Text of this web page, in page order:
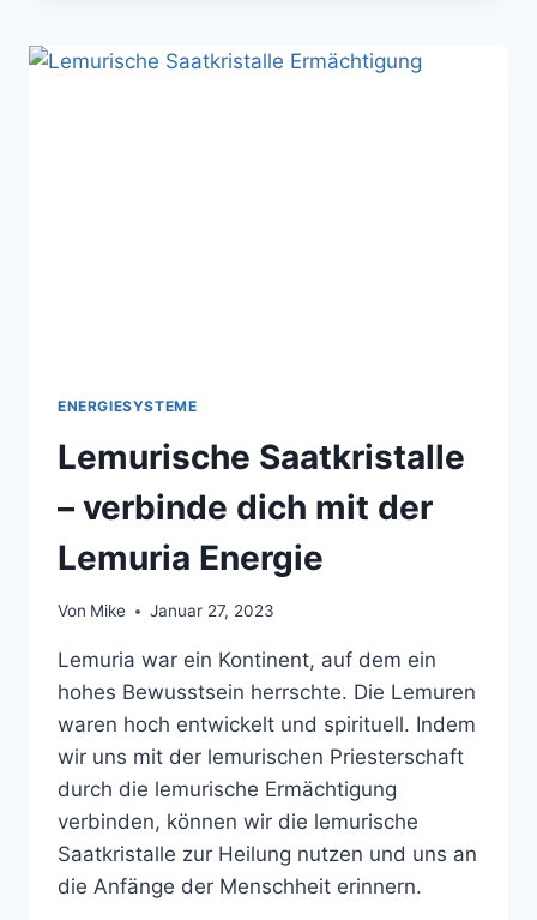
HEILUNGSSYSTEM
ENERGIESYSTEME
Lemurische Saatkristalle
– verbinde dich mit der
Lemuria Energie
Von Mike Januar 27, 2023
Lemuria war ein Kontinent, auf dem ein
hohes Bewusstsein herrschte. Die Lemuren
waren hoch entwickelt und spirituell. Indem
wir uns mit der lemurischen Priesterschaft
durch die lemurische Ermächtigung
verbinden, können wir die lemurische
Saatkristalle zur Heilung nutzen und uns an
die Anfänge der Menschheit erinnern.